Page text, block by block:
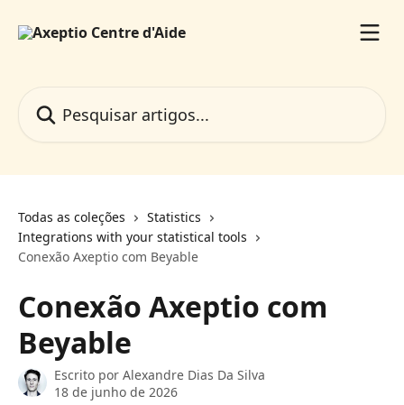
Todas as coleções
Statistics
Integrations with your statistical tools
Conexão Axeptio com Beyable
Conexão Axeptio com
Beyable
Escrito por Alexandre Dias Da Silva
18 de junho de 2026